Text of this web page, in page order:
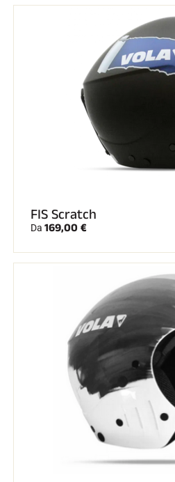
FIS Scratch
Da 169,00 €